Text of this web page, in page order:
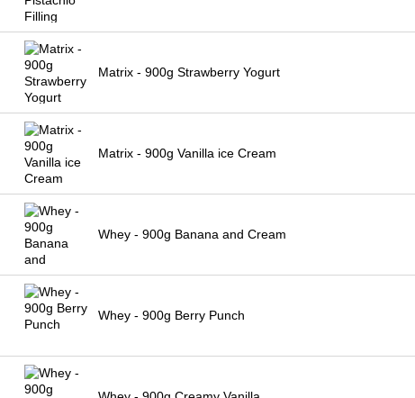
Matrix - 900g Strawberry Yogurt
Matrix - 900g Vanilla ice Cream
Whey - 900g Banana and Cream
Whey - 900g Berry Punch